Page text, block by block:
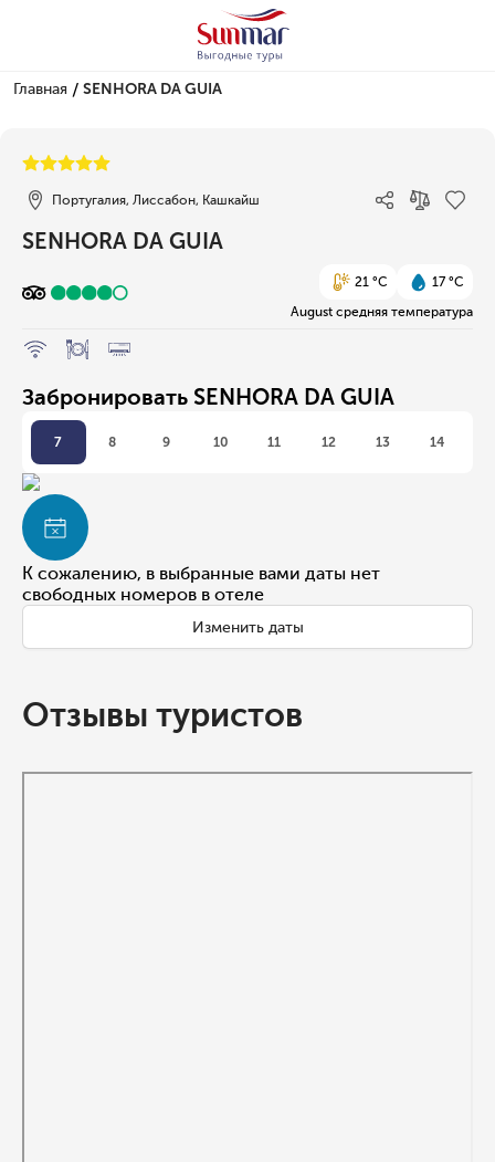
Главная / SENHORA DA GUIA
Португалия, Лиссабон, Кашкайш
SENHORA DA GUIA
21 °C
17 °C
August средняя температура
Забронировать SENHORA DA GUIA
7 8 9 10 11 12 13 14
К сожалению, в выбранные вами даты нет
свободных номеров в отеле
Изменить даты
Отзывы туристов